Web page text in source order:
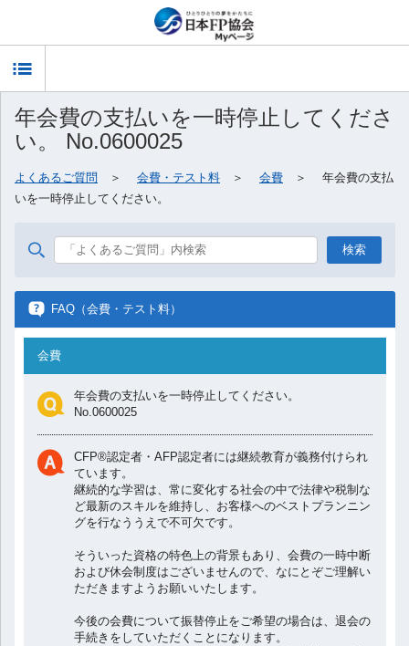
年会費の支払いを一時停止してくださ
い。 No.0600025
よくあるご質問 ＞ 会費・テスト料 ＞ 会費 ＞ 年会費の支払
いを一時停止してください。
FAQ（会費・テスト料）
会費
年会費の支払いを一時停止してください。
No.0600025
CFP®認定者・AFP認定者には継続教育が義務付けられ
ています。
継続的な学習は、常に変化する社会の中で法律や税制な
ど最新のスキルを維持し、お客様へのベストプランニン
グを行なううえで不可欠です。
そういった資格の特色上の背景もあり、会費の一時中断
および休会制度はございませんので、なにとぞご理解い
ただきますようお願いいたします。
今後の会費について振替停止をご希望の場合は、退会の
手続きをしていただくことになります。